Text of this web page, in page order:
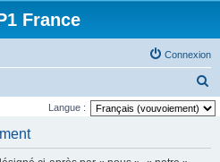
France
Connexion
e
Langue :